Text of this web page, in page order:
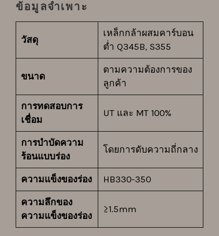
ข้อมูลจำเพาะ
วัสดุ
เหล็กกล้าผสมคาร์บอน
ต่ำ Q345B, S355
ขนาด
ตามความต้องการของ
ลูกค้า
การทดสอบการ
เชื่อม
UT และ MT 100%
การบำบัดความ
ร้อนแบบร่อง
โดยการดับความถี่กลาง
ความแข็งของร่อง HB330-350
ความลึกของ
ความแข็งของร่อง
≥1.5mm